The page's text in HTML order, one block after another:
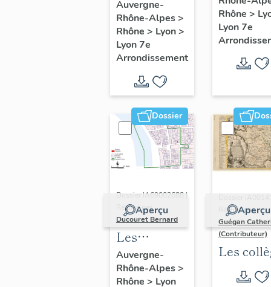
Auvergne-
Rhône-Alpes>
Rhône > Lyon>
Lyon 7e
Arrondissement
"Saint-
André"
(Lyon
Rhône >
Lyon 7e
Dossier
Aperçu
Dossier IA69002688 |
Réalisé par
Ducouret Bernard
Les
maisons du
quartier
Auvergne-
Rhône-Alpes>
Rhône > Lyon
Aperçu
Réalisé par
Guégan
(Contributeur)
Les
jésuites